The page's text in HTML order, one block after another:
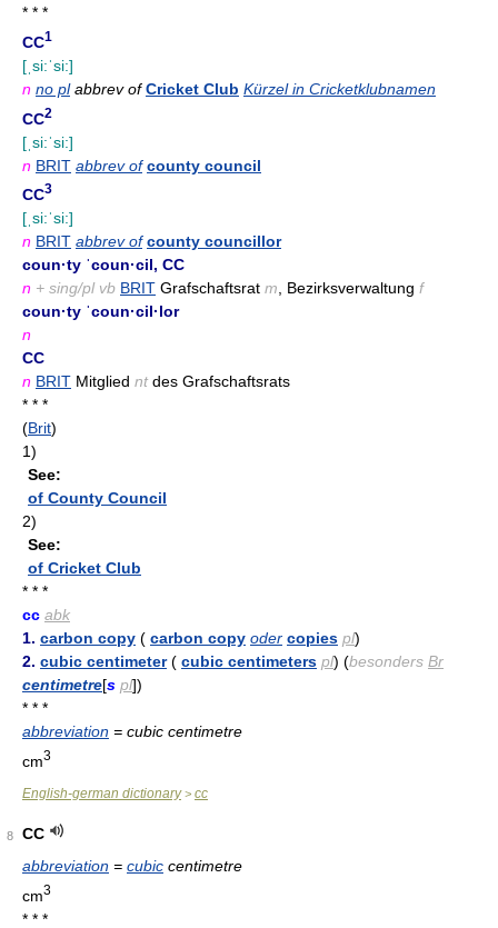
* * *
CC1
[ˌsi:ˈsi:]
n no plabbrev of Cricket Club Kürzel in Cricketklubnamen
CC2
[ˌsi:ˈsi:]
n BRIT abbrev of county council
CC3
[ˌsi:ˈsi:]
n BRIT abbrev of county councillor
coun·ty ˈcoun·cil, CC
n + sing/pl vb BRIT Grafschaftsrat m, Bezirksverwaltung f
coun·ty ˈcoun·cil·lor
n
CC
n BRIT Mitglied nt des Grafschaftsrats
* * *
(Brit)
1)
See:
of County Council
2)
See:
of Cricket Club
* * *
cc abk
1. carbon copy ( carbon copy oder copies pl)
2. cubic centimeter( cubic centimeters pl) (besonders Br
centimetre[s pl])
* * *
abbreviation = cubic centimetre
cm3
English-german dictionary> cc
8
CC
abbreviation = cubic centimetre
cm3
* * *